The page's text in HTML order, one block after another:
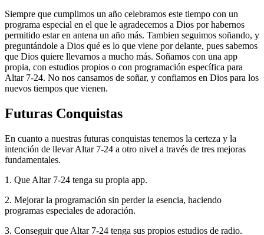
Siempre que cumplimos un año celebramos este tiempo con un
programa especial en el que le agradecemos a Dios por habernos
permitido estar en antena un año más. Tambien seguimos soñando, y
preguntándole a Dios qué es lo que viene por delante, pues sabemos
que Dios quiere llevarnos a mucho más. Soñamos con una app
propia, con estudios propios o con programación específica para
Altar 7-24. No nos cansamos de soñar, y confiamos en Dios para los
nuevos tiempos que vienen.
Futuras Conquistas
En cuanto a nuestras futuras conquistas tenemos la certeza y la
intención de llevar Altar 7-24 a otro nivel a través de tres mejoras
fundamentales.
1. Que Altar 7-24 tenga su propia app.
2. Mejorar la programación sin perder la esencia, haciendo
programas especiales de adoración.
3. Conseguir que Altar 7-24 tenga sus propios estudios de radio.